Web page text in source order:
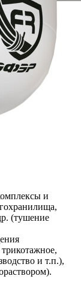
и
(тушение
и т.п.),